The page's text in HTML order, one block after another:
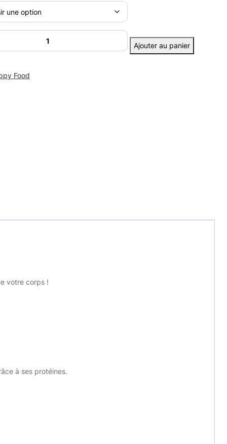
Ajouter au panier
Food
votre corps !
à ses protéines.